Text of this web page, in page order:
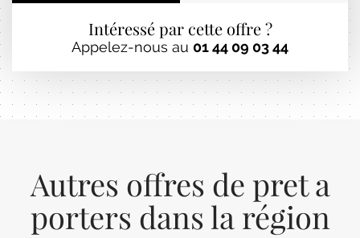
Intéressé par cette offre ?
Appelez-nous au 01 44 09 03 44
Autres offres de pret a
porters dans la région